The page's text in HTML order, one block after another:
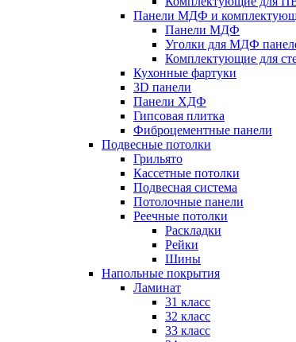
Панели МДФ и
Панели МДФ
Уголки для МДФ
Комплектующие для
Кухонные фартуки
3D панели
Панели ХДФ
Гипсовая плитка
Фиброцементные панели
Подвесные потолки
Грильято
Кассетные потолки
Подвесная система
Потолочные панели
Реечные потолки
Раскладки
Рейки
Шины
Напольные покрытия
Ламинат
31 класс
32 класс
33 класс